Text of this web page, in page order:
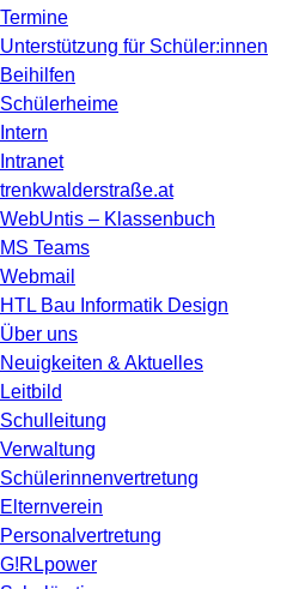
Termine
Unterstützung für Schüler:innen
Beihilfen
Schülerheime
Intern
Intranet
trenkwalderstraße.at
WebUntis – Klassenbuch
MS Teams
Webmail
HTL Bau Informatik Design
Über uns
Neuigkeiten & Aktuelles
Leitbild
Schulleitung
Verwaltung
Schülerinnenvertretung
Elternverein
Personalvertretung
G!RLpower